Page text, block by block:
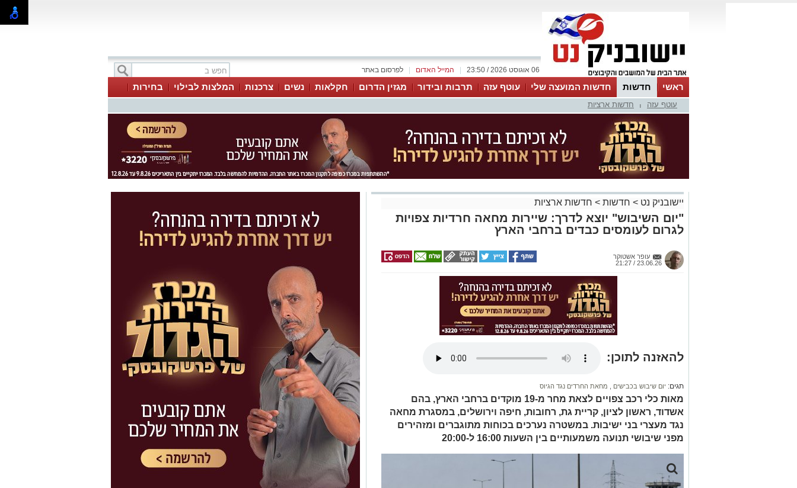
לפרסום באתר המייל האדום 06 אוגוסט 2026 / 23:50
ראשי חדשות חדשות המועצה שלי עוטף עזה תרבות ובידור מגזין הדרום חקלאות נשים צרכנות המלצות לבילוי
בחירות
אינדקס עסקים
לוח טיפים והמלצות עוטף עזה חדשות ארציות
יישובניק נט > חדשות > חדשות ארציות
"יום השיבוש" יוצא לדרך: שיירות מחאה חרדיות צפויות
לגרום לעומסים כבדים ברחבי הארץ
עופר אשטוקר
23.06.26 / 21:27
להאזנה לתוכן:
תגים: יום שיבוש בכבישים מחאת החרדים נגד הגיוס
מאות כלי רכב צפויים לצאת מחר מ-19 מוקדים ברחבי הארץ, בהם
אשדוד, ראשון לציון, קריית גת, רחובות, חיפה וירושלים, במסגרת מחאה
נגד מעצרי בני ישיבות. במשטרה נערכים בכוחות מתוגברים ומזהירים
מפני שיבושי תנועה משמעותיים בין השעות 16:00 ל-20:00